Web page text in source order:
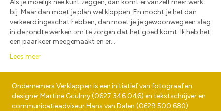
Als je moeilijk nee kunt zeggen, dan komt er vanzelf meer werk
bij. Maar dan moet je plan wel kloppen. En mocht je het dan
verkeerd ingeschat hebben, dan moet je je gewoonweg een slag
in de rondte werken om te zorgen dat het goed komt. Ik heb het
een paar keer meegemaakt en er…
Lees meer
Ondernemers Verklappen is een initiatief van fotograaf en
designerMartine Goulmy(0627 346 046) en tekstschrijver en
communicatieadviseurHans van Dalen (0629 500 680).